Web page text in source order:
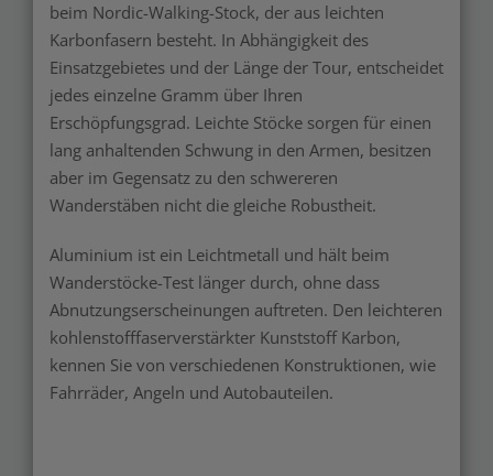
beim Nordic-Walking-Stock, der aus leichten
Karbonfasern besteht. In Abhängigkeit des
Einsatzgebietes und der Länge der Tour, entscheidet
jedes einzelne Gramm über Ihren
Erschöpfungsgrad. Leichte Stöcke sorgen für einen
lang anhaltenden Schwung in den Armen, besitzen
aber im Gegensatz zu den schwereren
Wanderstäben nicht die gleiche Robustheit.
Aluminium ist ein Leichtmetall und hält beim
Wanderstöcke-Test länger durch, ohne dass
Abnutzungserscheinungen auftreten. Den leichteren
kohlenstofffaserverstärkter Kunststoff Karbon,
kennen Sie von verschiedenen Konstruktionen, wie
Fahrräder, Angeln und Autobauteilen.